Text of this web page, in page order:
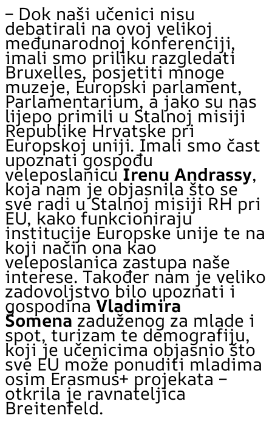
– Dok naši učenici nisu
debatirali na ovoj velikoj
međunarodnoj konferenciji,
imali smo priliku razgledati
Bruxelles, posjetiti mnoge
muzeje, Europski parlament,
Parlamentarium, a jako su nas
lijepo primili u Stalnoj misiji
Republike Hrvatske pri
Europskoj uniji. Imali smo čast
upoznati gospođu
veleposlanicuIrenu Andrassy,
koja nam je objasnila što se
sve radi u Stalnoj misiji RH pri
EU, kako funkcioniraju
institucije Europske unije te na
koji način ona kao
veleposlanica zastupa naše
interese. Također nam je veliko
zadovoljstvo bilo upoznati i
gospodinaVladimira
Šomenazaduženog za mlade i
spot, turizam te demografiju,
koji je učenicima objasnio što
sve EU može ponuditi mladima
osim Erasmus+ projekata –
otkrila je ravnateljica
Breitenfeld.